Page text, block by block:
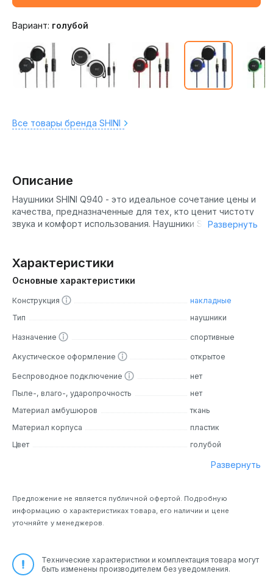
Вариант: голубой
Все товары бренда SHINI
Описание
Наушники SHINI Q940 - это идеальное сочетание цены и
качества, предназначенные для тех, кто ценит чистоту
звука и комфорт использования. Наушники SHINI Q940
четкие средние частоты и кристально чистые высокие
ноты. Благодаря этому вы сможете насладиться
любимой музыкой в превосходном качестве, независимо
от жанра. Кроме того, наушники поддерживают
воспроизводить звук в широком спектре частот. Эти
наушники обеспечивают высокое качество звучания
современным технологиям.
Дизайн
SHINI Q940 имеют стильный и лаконичный дизайн,
кто предпочитает современный стиль. Удобная
конструкция с креплением за ухо гарантирует
занятий. Мягкие амбушюры иобеспечивают комфортное
шумов. Корпус наушников выполнен из прочного
пластика, который обеспечивает надежность и
долговечность.
Основные особенности
Качественный звук:Наушники обладают чистым и
Развернуть
Характеристики
Основные характеристики
Конструкция
накладные
Тип
наушники
Назначение спортивные
Акустическое оформление открытое
Беспроводное подключение
нет
Пыле-, влаго-, ударопрочность
нет
Материал амбушюров
ткань
Материал корпуса
пластик
Цвет
голубой
Развернуть
Предложение не является публичной офертой. Подробную
информацию о характеристиках товара, его наличии и цене
уточняйте у менеджеров.
Технические характеристики и комплектация товара могут
быть изменены производителем без уведомления.